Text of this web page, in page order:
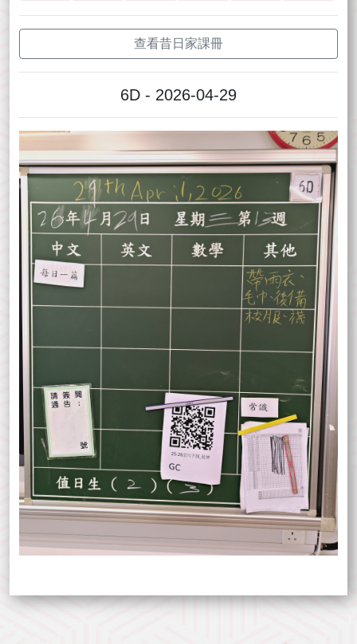
查看昔日家課冊
6D - 2026-04-29